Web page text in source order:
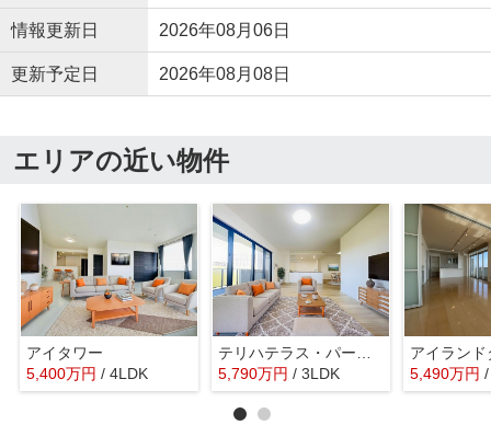
情報更新日 2026年08月06日
更新予定日 2026年08月08日
エリアの近い物件
アイタワー
5,400万円 / 4LDK
5,790万円 / 3LDK 5,490万円